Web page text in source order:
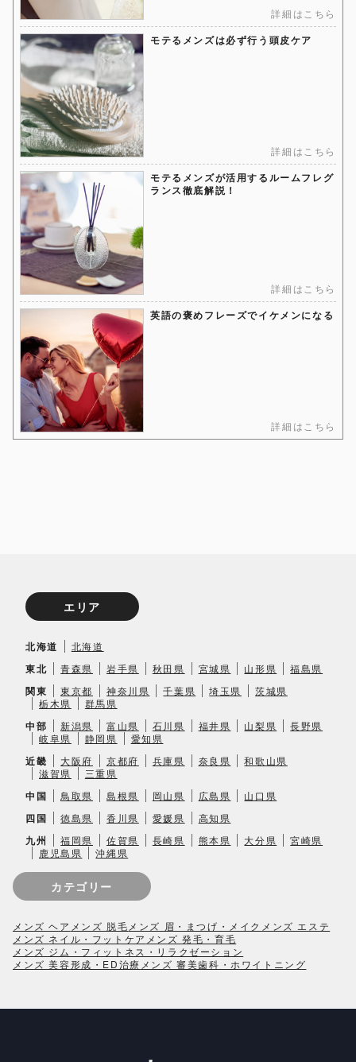
詳細はこちら
モテるメンズは必ず行う頭皮ケア
詳細はこちら
モテるメンズが活用するルームフレグ
ランス徹底解説！
詳細はこちら
英語の褒めフレーズでイケメンになる
詳細はこちら
エリア
北海道 北海道
東北 青森県 岩手県 秋田県 宮城県 山形県 福島県
関東 東京都 神奈川県 千葉県 埼玉県
茨城県
栃木県
群馬県
中部 新潟県 富山県 石川県 福井県 山梨県
長野県
岐阜県
静岡県 愛知県
近畿 大阪府 京都府 兵庫県 奈良県
和歌山県
滋賀県
三重県
中国 鳥取県 島根県 岡山県 広島県 山口県
四国 徳島県 香川県 愛媛県 高知県
九州 福岡県 佐賀県 長崎県 熊本県 大分県
宮崎県
鹿児島県
沖縄県
カテゴリー
メンズ ヘア メンズ 脱毛 メンズ 眉・まつげ・メイク メンズ エステ
メンズ ネイル・フットケア メンズ 発毛・育毛
メンズ ジム・フィットネス・リラクゼーション
メンズ 美容形成・ED治療 メンズ 審美歯科・ホワイトニング